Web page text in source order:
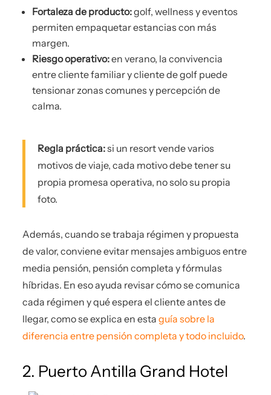
Fortaleza de producto:golf, wellness y eventos
permiten empaquetar estancias con más
margen.
Riesgo operativo:en verano, la convivencia
entre cliente familiar y cliente de golf puede
tensionar zonas comunes y percepción de
calma.
Regla práctica:si un resort vende varios
motivos de viaje, cada motivo debe tener su
propia promesa operativa, no solo su propia
foto.
Además, cuando se trabaja régimen y propuesta
de valor, conviene evitar mensajes ambiguos entre
media pensión, pensión completa y fórmulas
híbridas. En eso ayuda revisar cómo se comunica
cada régimen y qué espera el cliente antes de
llegar, como se explica en estaguía sobre la
diferencia entre pensión completa y todo incluido.
2. Puerto Antilla Grand Hotel